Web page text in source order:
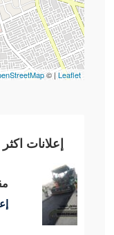
Leaflet
| ©
إعلانات